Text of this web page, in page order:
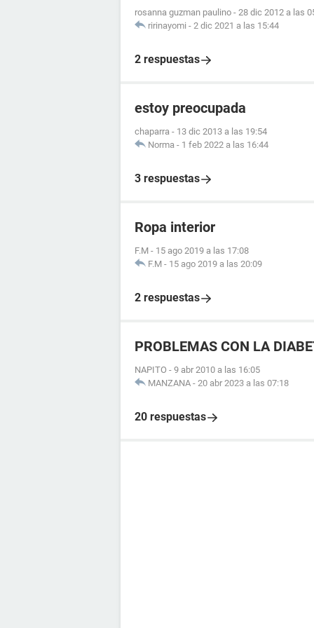
rosanna guzman paulino - 28 dic 2012 a las
ririnayomi - 2 dic 2021 a las 15:44
2 respuestas
estoy preocupada
chaparra - 13 dic 2013 a las 19:54
Norma - 1 feb 2022 a las 16:44
3 respuestas
Ropa interior
F.M - 15 ago 2019 a las 17:08
F.M - 15 ago 2019 a las 20:09
2 respuestas
PROBLEMAS CON LA
NAPITO - 9 abr 2010 a las 16:05
MANZANA - 20 abr 2023 a las 07:18
20 respuestas